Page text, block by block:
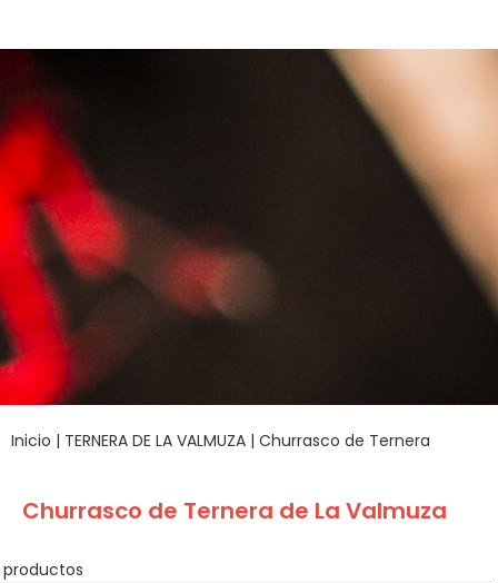
Inicio | TERNERA DE LA VALMUZA | Churrasco de Ternera
Churrasco de Ternera de La Valmuza
productos